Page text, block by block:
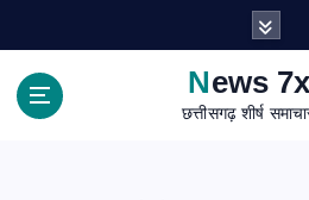
News
छत्तीसगढ़ शीर्ष